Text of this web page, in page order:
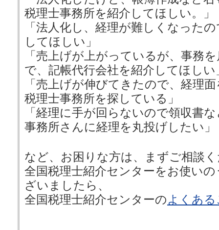
税理士事務所を紹介してほしい。」
「法人化し、経理が難しくなった
してほしい」
「売上げが上がっているが、事務
で、記帳代行会社を紹介してほしい
「売上げが伸びてきたので、経理
税理士事務所を探している」
「経理に手が回らないので領収書
事務所さんに経理を丸投げしたい」
など、お困りな方は、まずご相談
全国税理士紹介センターをお使い
ざいましたら、
全国税理士紹介センターのよくあ